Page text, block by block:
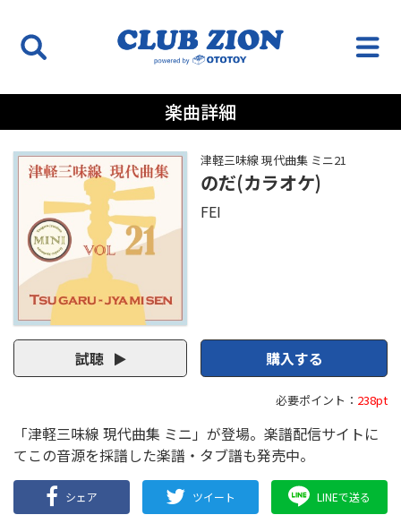
楽曲詳細
津軽三味線 現代曲集 ミニ21
のだ(カラオケ)
FEI
試聴 購入する
必要ポイント： 238pt
「津軽三味線 現代曲集 ミニ」が登場。楽譜配信サイトに
てこの音源を採譜した楽譜・タブ譜も発売中。
シェア ツイート LINEで送る